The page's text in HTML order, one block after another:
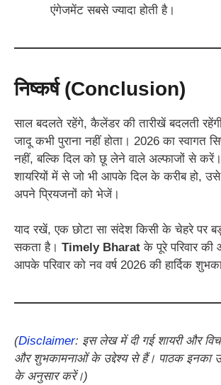
एंगेजमेंट सबसे ज्यादा होती है।
निष्कर्ष (Conclusion)
साल बदलते रहेंगे, कैलेंडर की तारीखें बदलती
जादू कभी पुराना नहीं होता। 2026 का स्वागत
नहीं, बल्कि दिल को छू लेने वाले अल्फाजों से
शायरियों में से जो भी आपके दिल के करीब हो,
अपने प्रियजनों को भेजें।
याद रखें, एक छोटा सा संदेश किसी के चेहरे पर
सकता है। Timely Bharat के पूरे परिवार
आपके परिवार को नव वर्ष 2026 की हार्दिक
(Disclaimer: इस लेख में दी गई शायरी और
और शुभकामनाओं के उद्देश्य से हैं। पाठक इनका
के अनुसार करें।)